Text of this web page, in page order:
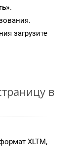
.
загрузите
в
XLTM,